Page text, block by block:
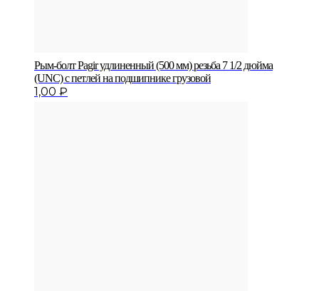
Рым-болт Pagir удлиненный (500 мм) резьба 7 1/2 дюйма
(UNC) с петлей на подшипнике грузовой
1,00 ₽